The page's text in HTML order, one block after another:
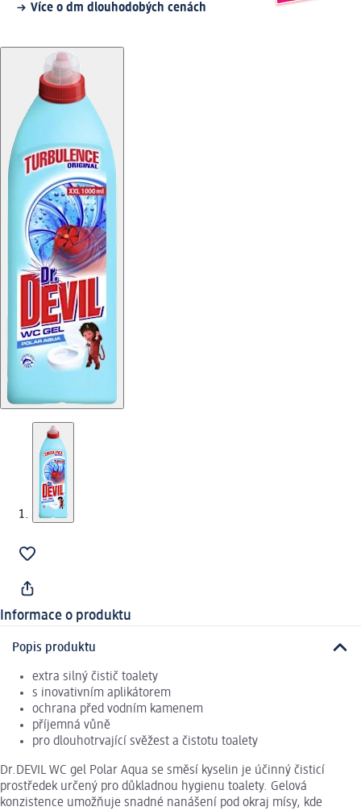
Více o dm dlouhodobých cenách
Informace o produktu
Popis produktu
extra silný čistič toalety
s inovativním aplikátorem
ochrana před vodním kamenem
příjemná vůně
pro dlouhotrvající svěžest a čistotu toalety
Dr.DEVIL WC gel Polar Aqua se směsí kyselin je účinný čisticí
prostředek určený pro důkladnou hygienu toalety. Gelová
konzistence umožňuje snadné nanášení pod okraj mísy, kde